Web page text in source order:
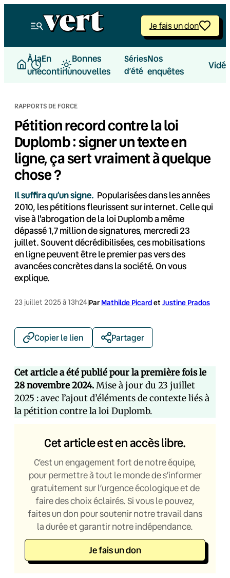
Je fais un don
À la
une
En
continu
Bonnes
nouvelles
Séries
d’été
Nos
enquêtes
RAPPORTS DE FORCE
Pétition record contre la loi
Duplomb : signer un texte en
ligne, ça sert vraiment à quelque
chose ?
Il suffira qu’un signe. Popularisées dans les années
2010, les pétitions fleurissent sur internet. Celle qui
vise à l'abrogation de la loi Duplomb a même
dépassé 1,7 million de signatures, mercredi 23
juillet. Souvent décrédibilisées, ces mobilisations
en ligne peuvent être le premier pas vers des
avancées concrètes dans la société. On vous
explique.
23 juillet 2025 à 13h24|Par Mathilde Picardet Justine Prados
Copier le lien Partager
Cet article a été publié pour la première fois le
28 novembre 2024.Mise à jour du 23 juillet
2025 : avec l’ajout d’éléments de contexte liés à
la pétition contre la loi Duplomb.
Cet article est en accès libre.
C’est un engagement fort de notre équipe,
pour permettre à tout le monde de s’informer
gratuitement sur l’urgence écologique et de
faire des choix éclairés. Si vous le pouvez,
faites un don pour soutenir notre travail dans
la durée et garantir notre indépendance.
Je fais un don